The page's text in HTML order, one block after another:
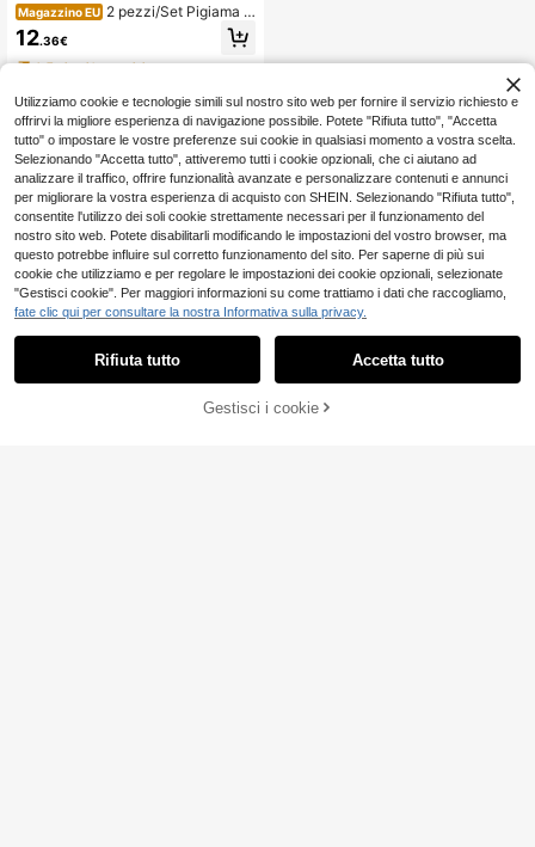
Magazzino EU 2 pezzi/Set Pigiama d
a donna, stampa pittorica, abbiglia
mento da casa da donna, outfit per
vacanze primavera/estate, top a m
ncini, può essere indossato come a
bbigliamento esterno
12.36€
4-7 giorni lavorativi
COMPRA ORA AGGIUNGI AL CARRELLO
Utilizziamo cookie e tecnologie simili sul nostro sito web per fornire il servizio richiesto e
offrirvi la migliore esperienza di navigazione possibile. Potete "Rifiuta tutto", "Accetta
tutto" o impostare le vostre preferenze sui cookie in qualsiasi momento a vostra scelta.
Selezionando "Accetta tutto", attiveremo tutti i cookie opzionali, che ci aiutano ad
analizzare il traffico, offrire funzionalità avanzate e personalizzare contenuti e annunci
per migliorare la vostra esperienza di acquisto con SHEIN. Selezionando "Rifiuta tutto",
consentite l'utilizzo dei soli cookie strettamente necessari per il funzionamento del
nostro sito web. Potete disabilitarli modificando le impostazioni del vostro browser, ma
questo potrebbe influire sul corretto funzionamento del sito. Per saperne di più sui
cookie che utilizziamo e per regolare le impostazioni dei cookie opzionali, selezionate
"Gestisci cookie". Per maggiori informazioni su come trattiamo i dati che raccogliamo,
fate clic qui per consultare la nostra Informativa sulla privacy.
Rifiuta tutto Accetta tutto
Gestisci i cookie